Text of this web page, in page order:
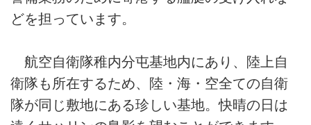
どを担っています。
航空自衛隊稚内分屯基地内にあり、陸上自
衛隊も所在するため、陸・海・空全ての自衛
隊が同じ敷地にある珍しい基地。快晴の日は